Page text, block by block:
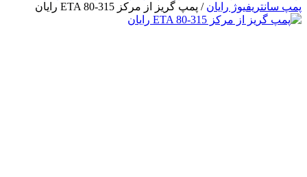
پمپ سانتریفیوژ رایان / پمپ گریز از مرکز ETA 80-315 رایان